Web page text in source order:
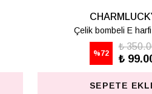
Çelik bombeli M
1
%72
₺
₺